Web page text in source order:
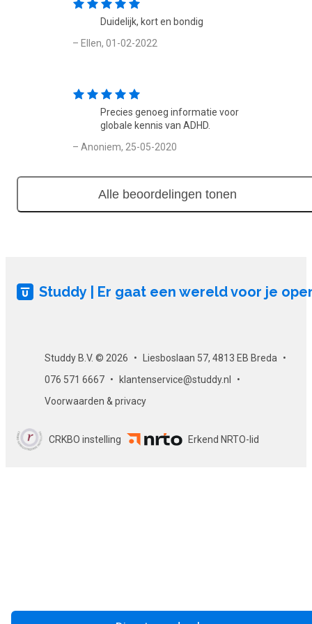
richten, Omgaan met verandering en aanpassen, Met druk en
tegenslag omgaan.
bestaat uit een e-learning met video- en audiomateriaal,
Spelletjes, tips voor ouders en opvoeders en oefeningen ter
verbetering van de concentratie.
Deze cursus is opgebouwd uit diverse e-learning
leerobjecten en bevat tevens aanvullend oefenmateriaal. Aan
Toetsing
bestaat uit meerkeuzevragen.
Certificaat
gewaarmerkt certificaat. Dit certificaat kun je uiteraard op
LinkedIn of op een ander loopbaanportal zoals At Monday
Duidelijk, kort en bondig
– Ellen, 01-02-2022
Precies genoeg informatie voor
globale kennis van ADHD.
– Anoniem, 25-05-2020
Alle beoordelingen tonen
Studdy | Er gaat een wereld voor je
Studdy B.V. © 2026
Liesboslaan 57, 4813 EB Breda
076 571 6667
klantenservice@studdy.nl
Voorwaarden & privacy
CRKBO instelling Erkend NRTO-lid